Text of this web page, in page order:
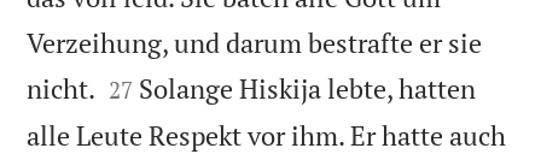
Verzeihung, und darum bestrafte er sie
nicht. 

27 Solange Hiskija lebte, hatten
alle Leute Respekt vor ihm. Er hatte auch